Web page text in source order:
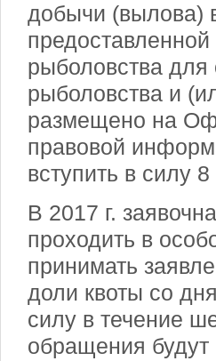
добычи (вылова)
рыболовства
рыболовства и
размещено на
правовой
вступить в силу
В 2017 г.
проходить в
принимать
доли квоты со
силу в течение
обращения